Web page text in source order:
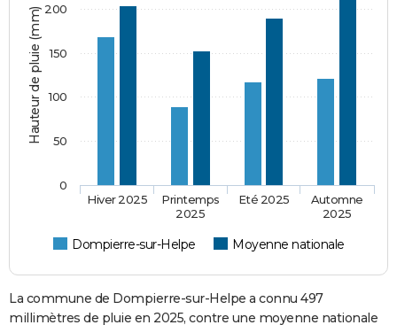
Hauteur de pluie (mm)
Dompierre-sur-Helpe Moyenne nationale
Hiver 2025
Printemps
2025
Eté 2025
Automne
2025
0
50
100
150
200
La commune de Dompierre-sur-Helpe a connu 497
millimètres de pluie en 2025, contre une moyenne nationale